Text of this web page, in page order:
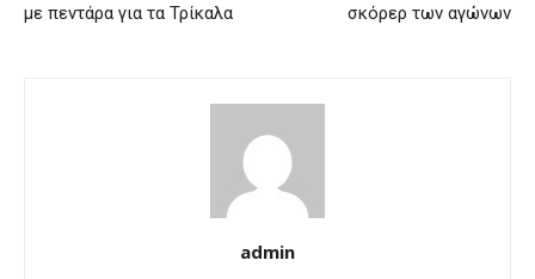
με πεντάρα για τα Τρίκαλα
σκόρερ των αγώνων
admin